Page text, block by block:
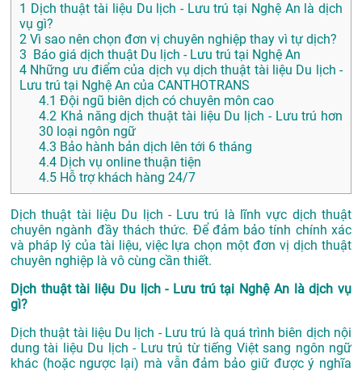
1 Dịch thuật tài liệu Du lịch - Lưu trú tại Nghệ An là dịch
vụ gì?
2 Vì sao nên chọn đơn vị chuyên nghiệp thay vì tự dịch?
3 Báo giá dịch thuật Du lịch - Lưu trú tại Nghệ An
4 Những ưu điểm của dịch vụ dịch thuật tài liệu Du lịch -
Lưu trú tại Nghệ An của CANTHOTRANS
4.1 Đội ngũ biên dịch có chuyên môn cao
4.2 Khả năng dịch thuật tài liệu Du lịch - Lưu trú hơn
30 loại ngôn ngữ
4.3 Bảo hành bản dịch lên tới 6 tháng
4.4 Dịch vụ online thuận tiện
4.5 Hỗ trợ khách hàng 24/7
Dịch thuật tài liệu Du lịch - Lưu trú là lĩnh vực dịch thuật
chuyên ngành đầy thách thức. Để đảm bảo tính chính xác
và pháp lý của tài liệu, việc lựa chọn một đơn vị dịch thuật
chuyên nghiệp là vô cùng cần thiết.
Dịch thuật tài liệu Du lịch - Lưu trú tại Nghệ An là dịch vụ
gì?
Dịch thuật tài liệu Du lịch - Lưu trú là quá trình biên dịch nội
dung tài liệu Du lịch - Lưu trú từ tiếng Việt sang ngôn ngữ
khác (hoặc ngược lại) mà vẫn đảm bảo giữ được ý nghĩa